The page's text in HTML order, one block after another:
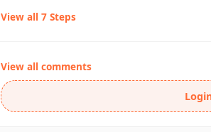
View all 7 Steps
View all comments